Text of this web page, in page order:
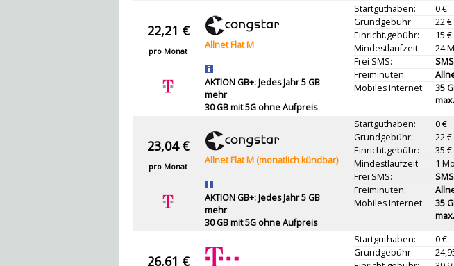
22,21 €
pro Monat
Allnet Flat M
AKTION GB+: Jedes Jahr 5 GB
mehr
30 GB mit 5G ohne Aufpreis
Startguthaben:
0 €
Grundgebühr:
22 €
Einricht.gebühr:
15 €
Mindestlaufzeit:
24
Frei SMS:
Freiminuten:
Mobiles Internet:
35
23,04 €
pro Monat
Allnet Flat M (monatlich kündbar)
AKTION GB+: Jedes Jahr 5 GB
mehr
30 GB mit 5G ohne Aufpreis
Startguthaben:
0 €
Grundgebühr:
22 €
Einricht.gebühr:
35 €
Mindestlaufzeit:
1
Frei SMS:
Freiminuten:
Mobiles Internet:
35
26,61 €
Startguthaben:
0 €
Grundgebühr: